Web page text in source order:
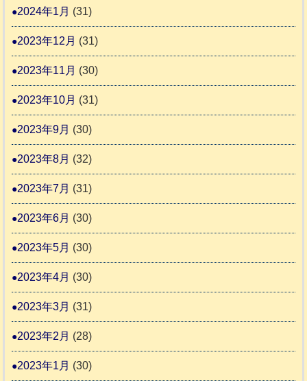
2024年1月 (31)
2023年12月 (31)
2023年11月 (30)
2023年10月 (31)
2023年9月 (30)
2023年8月 (32)
2023年7月 (31)
2023年6月 (30)
2023年5月 (30)
2023年4月 (30)
2023年3月 (31)
2023年2月 (28)
2023年1月 (30)